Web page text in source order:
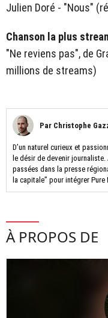
Julien Doré - "Nous"
Chanson la plus
"Ne reviens pas", de
millions de streams)
Par Christophe
D’un naturel curieux et
le désir de devenir journaliste.
passées dans la presse
la capitale” pour intégrer Pure
À PROPOS DE